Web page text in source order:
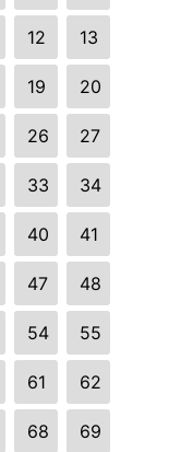
12 13
19 20
26 27
33 34
40 41
47 48
54 55
61 62
68 69